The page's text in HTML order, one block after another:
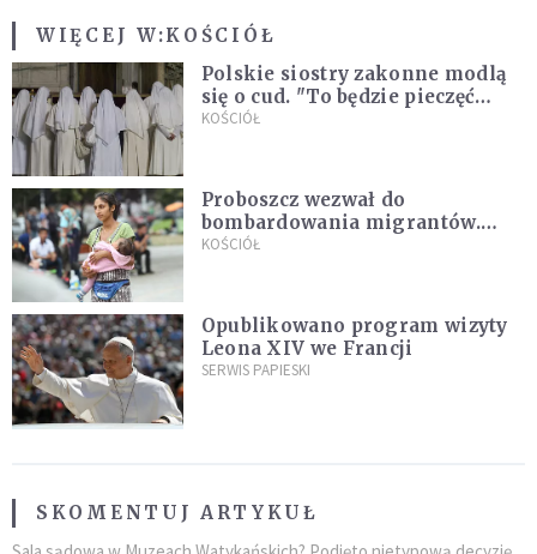
WIĘCEJ W:KOŚCIÓŁ
Polskie siostry zakonne modlą
się o cud. "To będzie pieczęć
Pana Boga dla naszej wiary"
KOŚCIÓŁ
Proboszcz wezwał do
bombardowania migrantów.
"Masowy ogień przeciwko
KOŚCIÓŁ
Opublikowano program wizyty
Leona XIV we Francji
SERWIS PAPIESKI
SKOMENTUJ ARTYKUŁ